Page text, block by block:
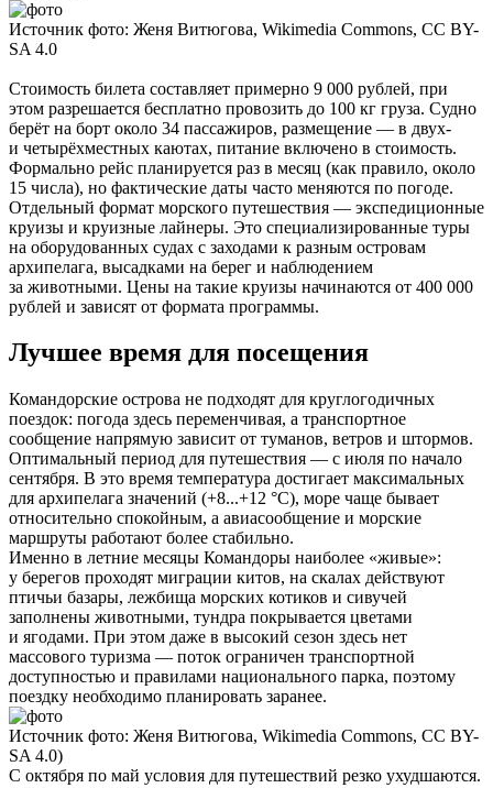
Источник фото: Женя Витюгова, Wikimedia Commons, CC BY-
SA 4.0
Стоимость билета составляет примерно 9 000 рублей, при
этом разрешается бесплатно провозить до 100 кг груза. Судно
берёт на борт около 34 пассажиров, размещение — в двух-
и четырёхместных каютах, питание включено в стоимость.
Формально рейс планируется раз в месяц (как правило, около
15 числа), но фактические даты часто меняются по погоде.
Отдельный формат морского путешествия — экспедиционные
круизы и круизные лайнеры. Это специализированные туры
на оборудованных судах с заходами к разным островам
архипелага, высадками на берег и наблюдением
за животными. Цены на такие круизы начинаются от 400 000
рублей и зависят от формата программы.
Лучшее время для посещения
Командорские острова не подходят для круглогодичных
поездок: погода здесь переменчивая, а транспортное
сообщение напрямую зависит от туманов, ветров и штормов.
Оптимальный период для путешествия — с июля по начало
сентября. В это время температура достигает максимальных
для архипелага значений (+8...+12 °C), море чаще бывает
относительно спокойным, а авиасообщение и морские
маршруты работают более стабильно.
Именно в летние месяцы Командоры наиболее «живые»:
у берегов проходят миграции китов, на скалах действуют
птичьи базары, лежбища морских котиков и сивучей
заполнены животными, тундра покрывается цветами
и ягодами. При этом даже в высокий сезон здесь нет
массового туризма — поток ограничен транспортной
доступностью и правилами национального парка, поэтому
поездку необходимо планировать заранее.
Источник фото: Женя Витюгова, Wikimedia Commons, CC BY-
SA 4.0)
С октября по май условия для путешествий резко ухудшаются.